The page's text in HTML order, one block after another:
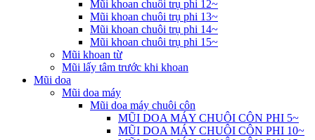
Mũi khoan chuôi trụ phi 12~
Mũi khoan chuôi trụ phi 13~
Mũi khoan chuôi trụ phi 14~
Mũi khoan chuôi trụ phi 15~
Mũi khoan từ
Mũi lấy tâm trước khi khoan
Mũi doa
Mũi doa máy
Mũi doa máy chuôi côn
MŨI DOA MÁY CHUÔI CÔN PHI 5~
MŨI DOA MÁY CHUÔI CÔN PHI 10~